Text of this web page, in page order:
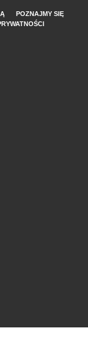
POZNAJMY SIĘ